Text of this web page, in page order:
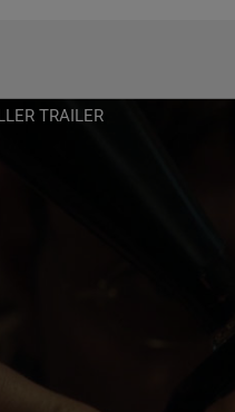
Für die Bildgestaltung
schon bei der Serie
feierte THE HISTORY
wo der Film mit
TRAILER